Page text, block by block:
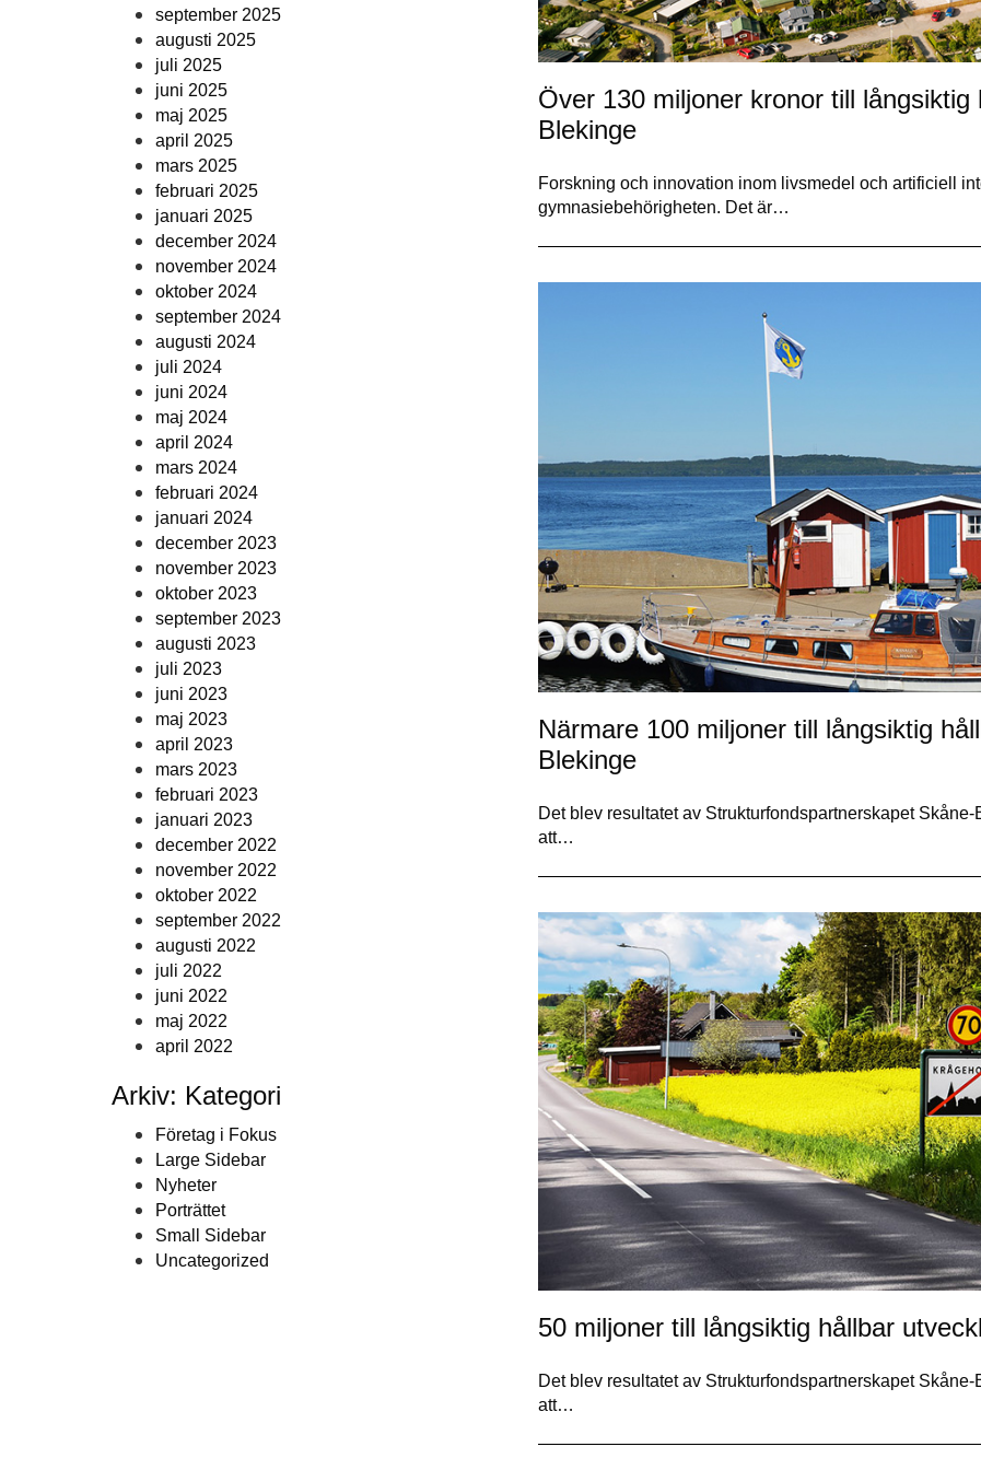
september 2025
augusti 2025
juli 2025
juni 2025
maj 2025
april 2025
mars 2025
februari 2025
januari 2025
december 2024
november 2024
oktober 2024
september 2024
augusti 2024
juli 2024
juni 2024
maj 2024
april 2024
mars 2024
februari 2024
januari 2024
december 2023
november 2023
oktober 2023
september 2023
augusti 2023
juli 2023
juni 2023
maj 2023
april 2023
mars 2023
februari 2023
januari 2023
december 2022
november 2022
oktober 2022
september 2022
augusti 2022
juli 2022
juni 2022
maj 2022
april 2022
Arkiv: Kategori
Företag i Fokus
Large Sidebar
Nyheter
Porträttet
Small Sidebar
Uncategorized
Över 130 miljoner kronor till
Blekinge
Forskning och innovation inom livsmedel och artificiell
gymnasiebehörigheten. Det är…
Närmare 100 miljoner till långsiktig
Blekinge
Det blev resultatet av Strukturfondspartnerskapet
att…
50 miljoner till långsiktig hållbar
Det blev resultatet av Strukturfondspartnerskapet
att…